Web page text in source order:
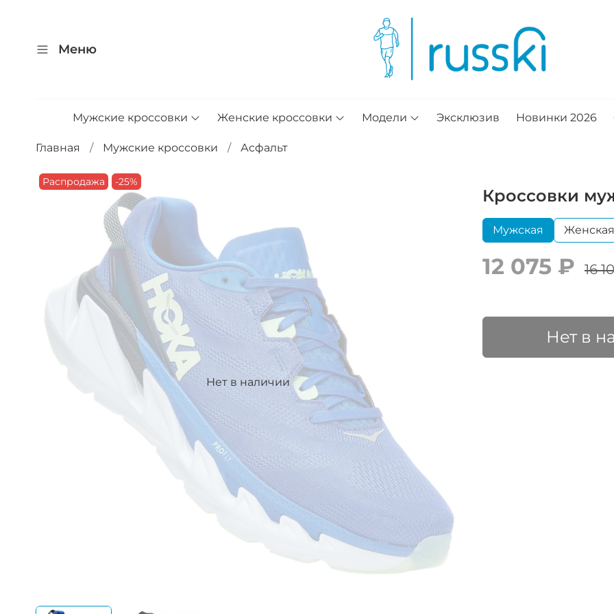
Меню
Мужские кроссовки Женские кроссовки Модели Эксклюзив Новинки 2026
Главная Мужские кроссовки Асфальт
Нет в наличии
Распродажа -25%
Кроссовки
Мужская Женская
12 075 ₽ 16
Нет в